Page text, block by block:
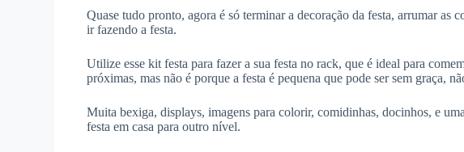
Quase tudo pronto, agora é só terminar a decoração da festa, arrumar as
ir fazendo a festa.
Utilize esse kit festa para fazer a sua festa no rack, que é ideal para
próximas, mas não é porque a festa é pequena que pode ser sem graça,
Muita bexiga, displays, imagens para colorir, comidinhas, docinhos, e
festa em casa para outro nível.